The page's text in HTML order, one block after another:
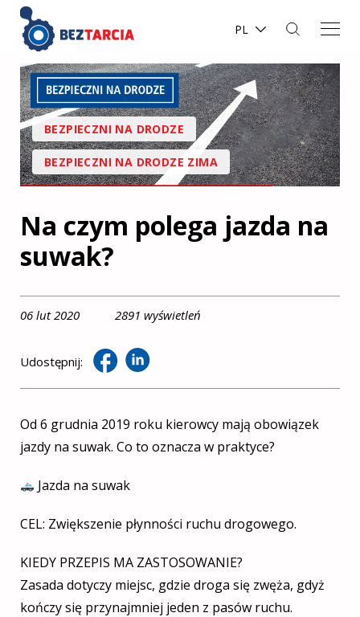
PL
BEZPIECZNI NA DRODZE
BEZPIECZNI NA DRODZE ZIMA
Na czym polega jazda na
suwak?
06 lut 2020 2891 wyświetleń
Udostępnij:
Od 6 grudnia 2019 roku kierowcy mają obowiązek
jazdy na suwak. Co to oznacza w praktyce?
Jazda na suwak
CEL: Zwiększenie płynności ruchu drogowego.
KIEDY PRZEPIS MA ZASTOSOWANIE?
Zasada dotyczy miejsc, gdzie droga się zwęża, gdyż
kończy się przynajmniej jeden z pasów ruchu.